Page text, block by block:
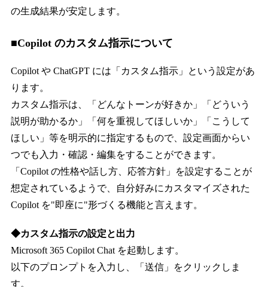
の生成結果が安定します。
■Copilot のカスタム指示について
Copilot や ChatGPT には「カスタム指示」という設定があ
ります。
カスタム指示は、「どんなトーンが好きか」「どういう
説明が助かるか」「何を重視してほしいか」「こうして
ほしい」等を明示的に指定するもので、設定画面からい
つでも入力・確認・編集をすることができます。
「Copilot の性格や話し方、応答方針」を設定することが
想定されているようで、自分好みにカスタマイズされた
Copilot を"即座に"形づくる機能と言えます。
◆カスタム指示の設定と出力
Microsoft 365 Copilot Chat を起動します。
以下のプロンプトを入力し、「送信」をクリックしま
す。